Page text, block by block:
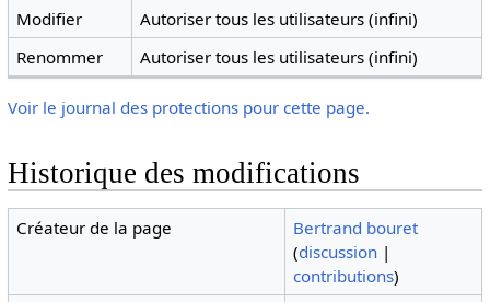
Modifier
Autoriser tous les utilisateurs (infini)
Renommer
Autoriser tous les utilisateurs (infini)
Voir le journal des protections pour cette page.
Historique des modifications
Créateur de la page
Bertrand bouret
(discussion |
contributions)